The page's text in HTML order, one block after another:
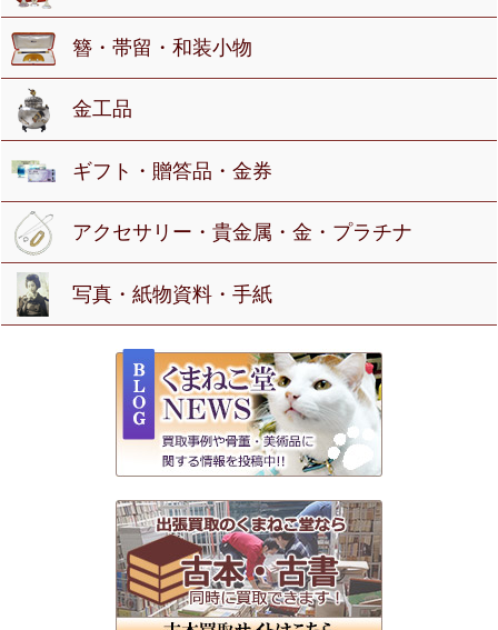
簪・帯留・和装小物
金工品
ギフト・贈答品・金券
アクセサリー・貴金属・金・プラチナ
写真・紙物資料・手紙